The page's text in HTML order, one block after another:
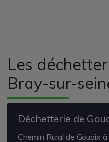
Les
Bray-sur-
Déchetterie de
Chemin Rural de Gouaix